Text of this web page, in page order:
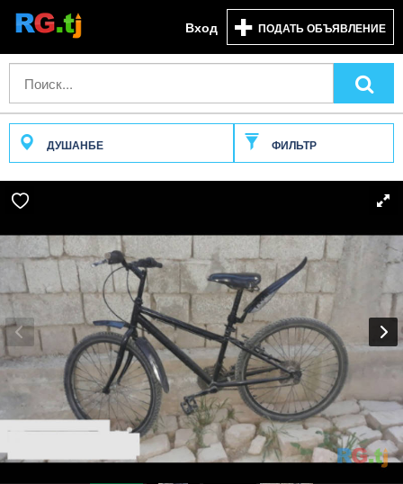
Вход ПОДАТЬ ОБЪЯВЛЕНИЕ
ДУШАНБЕ ФИЛЬТР